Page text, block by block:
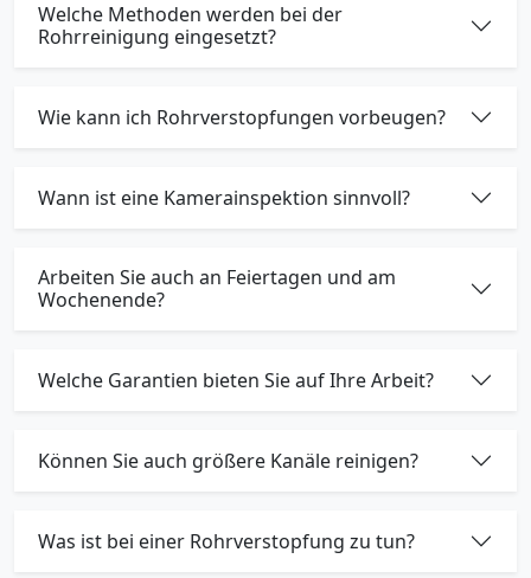
Welche Methoden werden bei der
Rohrreinigung eingesetzt?
Wie kann ich Rohrverstopfungen vorbeugen?
Wann ist eine Kamerainspektion sinnvoll?
Arbeiten Sie auch an Feiertagen und am
Wochenende?
Welche Garantien bieten Sie auf Ihre Arbeit?
Können Sie auch größere Kanäle reinigen?
Was ist bei einer Rohrverstopfung zu tun?